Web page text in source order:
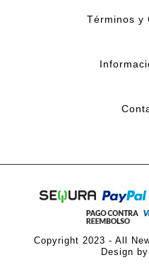
Términos y
Copyright 2023 - All
Design